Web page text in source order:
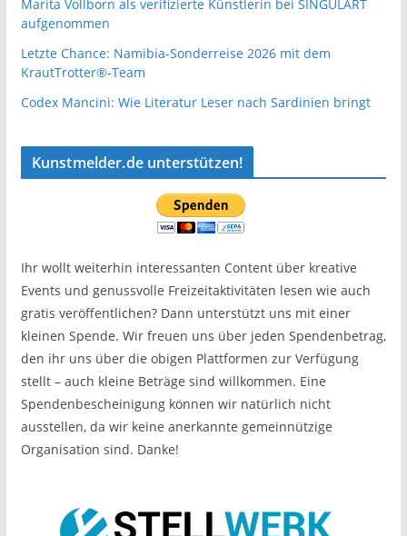
Marita Vollborn als verifizierte Künstlerin bei SINGULART
aufgenommen
Letzte Chance: Namibia-Sonderreise 2026 mit dem
KrautTrotter®-Team
Codex Mancini: Wie Literatur Leser nach Sardinien bringt
Kunstmelder.de unterstützen!
Ihr wollt weiterhin interessanten Content über kreative
Events und genussvolle Freizeitaktivitäten lesen wie auch
gratis veröffentlichen? Dann unterstützt uns mit einer
kleinen Spende. Wir freuen uns über jeden Spendenbetrag,
den ihr uns über die obigen Plattformen zur Verfügung
stellt – auch kleine Beträge sind willkommen. Eine
Spendenbescheinigung können wir natürlich nicht
ausstellen, da wir keine anerkannte gemeinnützige
Organisation sind. Danke!